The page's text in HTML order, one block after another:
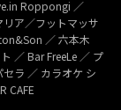
Roppongi ／
リア／フットマッサ
／ 六本木
／ Bar FreeLe ／ プ
セラ ／ カラオケ シ
CAFE